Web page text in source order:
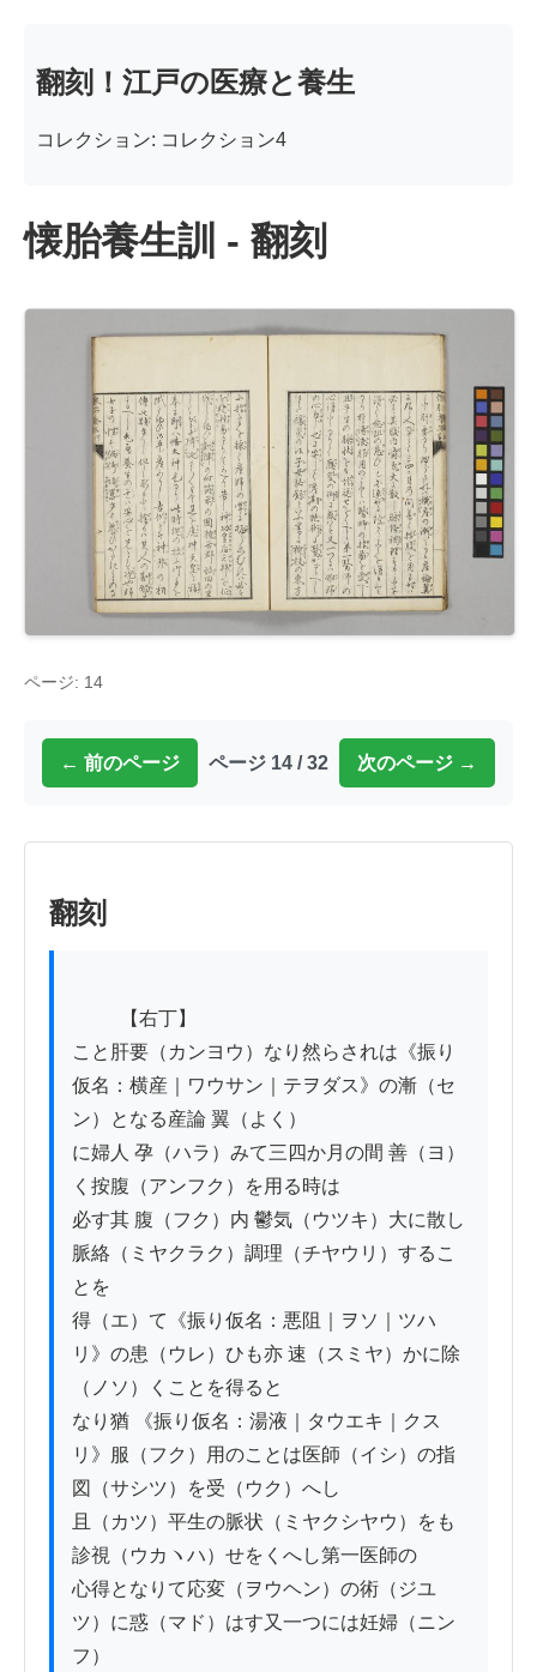
翻刻！江戸の医療と養生
コレクション: コレクション4
懐胎養生訓 - 翻刻
ページ: 14
← 前のページ ページ 14 / 32 次のページ →
翻刻
こと肝要（カンヨウ）なり然らされは《振り
仮名：横産｜ワウサン｜テヲダス》の漸（セ
ン）となる産論 翼（よく）
に婦人 孕（ハラ）みて三四か月の間 善（ヨ）
く按腹（アンフク）を用る時は
必す其 腹（フク）内 鬱気（ウツキ）大に散し
脈絡（ミヤクラク）調理（チヤウリ）するこ
とを
得（エ）て《振り仮名：悪阻｜ヲソ｜ツハ
リ》の患（ウレ）ひも亦 速（スミヤ）かに除
（ノソ）くことを得ると
なり猶 《振り仮名：湯液｜タウエキ｜クス
リ》服（フク）用のことは医師（イシ）の指
図（サシツ）を受（ウク）へし
且（カツ）平生の脈状（ミヤクシヤウ）をも
診視（ウカヽハ）せをくへし第一医師の
心得となりて応変（ヲウヘン）の術（ジユ
ツ）に惑（マド）はす又一つには妊婦（ニン
フ）